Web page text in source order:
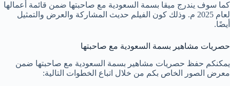
كما سوف يندرج ميقا بسمة السعودية مع صاحبتها ضمن قائمة أعمالها
لعام 2025 م. وذلك كون الفيلم حديث المشاركة والعرض والتمثيل
أيضًا.
حصريات مشاهير بسمة السعودية مع صاحبتها
يمكنكم حفظ حصريات مشاهير بسمة السعودية مع صاحبتها ضمن
معرض الصور الخاص بكم من خلال اتباع الخطوات التالية: